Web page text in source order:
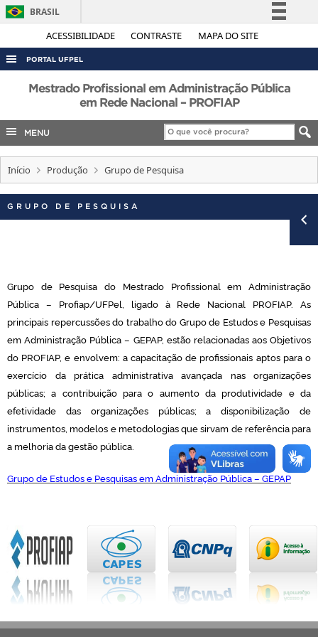
ACESSIBILIDADE CONTRASTE MAPA DO SITE
BRASIL
Simplifique!
Acesso à informação
Legislação
Canais
PORTAL UFPEL
ACESSO À INFORMAÇÃO
COBALTO
CONCURSOS
INTERNACIONAL
Mestrado Profissional em Administração Pública
em Rede Nacional – PROFIAP
MENU
Início Produção Grupo de Pesquisa
GRUPO DE PESQUISA
Grupo de Pesquisa do Mestrado Profissional em Administração
Pública – Profiap/UFPel, ligado à Rede Nacional PROFIAP. As
principais repercussões do trabalho do Grupo de Estudos e Pesquisas
em Administração Pública – GEPAP, estão relacionadas aos Objetivos
do PROFIAP, e envolvem: a capacitação de profissionais aptos para o
exercício da prática administrativa avançada nas organizações
públicas; a contribuição para o aumento da produtividade e da
efetividade das organizações públicas; a disponibilização de
instrumentos, modelos e metodologias que sirvam de referência para
a melhoria da gestão pública.
Grupo de Estudos e Pesquisas em Administração Pública – GEPAP